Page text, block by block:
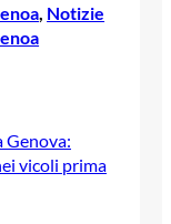
Notizie
Genova:
vicoli prima